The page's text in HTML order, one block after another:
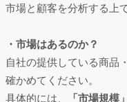
市場と顧客を分析する上
・市場はあるのか？
自社の提供している商品
確かめてください。
具体的には、
「市場規模